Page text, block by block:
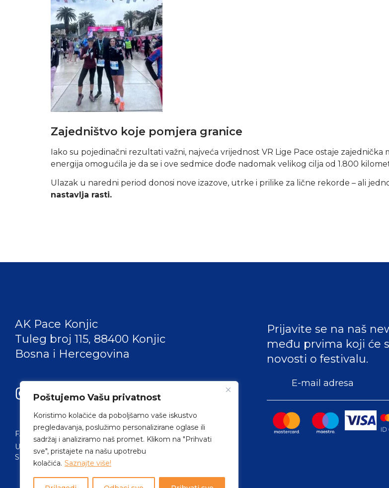
Poštujemo Vašu privatnost
Koristimo kolačiće da poboljšamo vaše iskustvo
pregledavanja, poslužimo personalizirane oglase ili
sadržaj i analiziramo naš promet. Klikom na "Prihvati
sve", pristajete na našu upotrebu
kolačića. Saznajte više!
Zajedništvo koje pomjera granice
Iako su pojedinačni rezultati važni, najveća vrijednost VR Lige Pace ostaje
energija omogućila je da se i ove sedmice dođe nadomak velikog cilja od 1.800
Ulazak u naredni period donosi nove izazove, utrke i prilike za lične rekorde – ali
nastavlja rasti.
AK Pace Konjic
Tuleg broj 115, 88400 Konjic
Bosna i Hercegovina
FAQ IMPRESSUM PRAVILA UTRKE
KONTAKT
UVJETI KORIŠTENJA
POLITIKA PRIVATNOSTI
SIGURNOST PLAĆANJA
Prijavite se na naš
među prvima koji će
novosti o festivalu.